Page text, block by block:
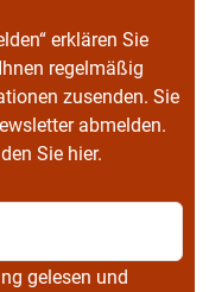
erklären Sie
regelmäßig
zusenden. Sie
abmelden.
Sie hier.
gelesen und